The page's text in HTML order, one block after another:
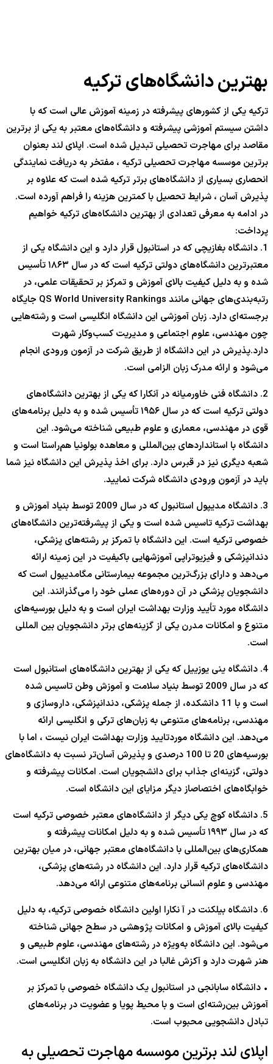
بهترین دانشگاه‌های ترکیه
ترکیه یکی از کشورهای پیشرفته در زمینه آموزش عالی است که با
داشتن سیستم آموزشی پیشرفته و دانشگاه‌های معتبر به یکی از برترین
مقاصد برای مهاجرت تحصیلی تبدیل شده است. اپلای لند بعنوان
برترین موسسه مهاجرت تحصیلی ترکیه ، مفتخر به دریافت نمایندگی
انحصاری بسیاری از دانشگاه‌های برتر ترکیه شده است که علاوه بر
پذیرش آسان ، شرایط تحصیل با کمترین هزینه را فراهم آورده است.
در ادامه به معرفی تعدادی از بهترین دانشکاه‌های ترکیه خواهیم
پرداخت:
1. دانشگاه بغازیچی که در استانبول قرار دارد و این دانشگاه یکی از
معتبرترین دانشگاه‌های دولتی ترکیه است که در سال ۱۸۶۳ تأسیس
شده و به دلیل کیفیت بالای آموزش و تمرکز بر تحقیقات علمی، در
رتبه‌بندی‌های جهانی مانند QS World University Rankings جایگاه
برجسته‌ای دارد. زبان آموزشی این دانشگاه انگلیسی است و رشته‌هایی
چون مهندسی، علوم اجتماعی و مدیریت کسب‌وکار شهرت
دارد.پذیرش در این دانشگاه از طریق شرکت در آزمون ورودی انجام
می‌شود و ارائه مدرک زبان الزامی است.
2. دانشگاه فنی خاورمیانه در آنکارا که یکی از بهترین دانشگاه‌های
دولتی ترکیه است که در سال ۱۹۵۶ تأسیس شده و به دلیل برنامه‌های
قوی در مهندسی، معماری و علوم طبیعی شناخته می‌شود. این
دانشگاه با استانداردهای بین‌المللی و معاهده بولونیا هم‌راستا است و
شعبه دیگری نیز در قبرس دارد. برای اخذ پذیرش این دانشگاه نیز شما
باید در آزمون ورودی دانشگاه شرکت نمایید.
3. دانشگاه مدیپول استانبول که در سال 2009 توسط بنیاد آموزش و
بهداشت ترکیه تاسیس شده است و یکی از پیشرفته‌ترین دانشگاه‌های
خصوصی ترکیه است. این دانشگاه با تمرکز بر رشته‌های پزشکی،
دندانپزشکی و فیزیوتراپی آموزشهایی باکیفیت در این زمینه ارائه
می‌دهد و دارای بزرگ‌ترین مجموعه بیمارستانی مگا‌مدیپول است که
دانشجویان پزشکی در آن دوره‌های عملی خود را می‌گذرانند. این
دانشگاه مورد تأیید وزارت بهداشت ایران است و به دلیل بورسیه‌های
متنوع و امکانات مدرن یکی از گزینه‌های برتر دانشجویان بین المللی
است.
4. دانشگاه ینی یوزییل که یکی از بهترین دانشگاه‌های استانبول است
که در سال 2009 توسط بنیاد سلامت و آموزش وطن تاسیس شده
است و با 11 دانشکده، از جمله پزشکی، دندانپزشکی، داروسازی و
مهندسی، برنامه‌های متنوعی به زبان‌های ترکی و انگلیسی ارائه
می‌دهد. این دانشگاه موردتایید وزارت بهداشت ایران نیست ، اما با
بورسیه‌های 20 تا 100 درصدی و پذیرش آسان‌تر نسبت به دانشگاه‌های
دولتی، گزینه‌ای جذاب برای دانشجویان است. امکانات پیشرفته و
خوابگاه‌های اختصاصاز دیگر مزایای این دانشگاه است.
5. دانشگاه کوچ یکی دیگر از دانشگاه‌‎های معتبر خصوصی ترکیه است
که در سال ۱۹۹۳ تأسیس شده و به دلیل امکانات پیشرفته و
همکاری‌های بین‌المللی با دانشگاه‌های معتبر جهانی، در میان بهترین
دانشگاه‌های ترکیه قرار دارد. این دانشگاه در رشته‌های پزشکی،
مهندسی و علوم انسانی برنامه‌های متنوعی ارائه می‌دهد.
6. دانشگاه بیلکنت در آ نکارا اولین دانشگاه خصوصی ترکیه، به دلیل
کیفیت بالای آموزش و امکانات پژوهشی در سطح جهانی شناخته
می‌شود. این دانشگاه به‌ویژه در رشته‌های مهندسی، علوم طبیعی و
هنر شهرت دارد و آکزش غالبا در این دانشگاه به زبان انگلیسی است.
• دانشگاه سابانجی در استانبول یک دانشگاه خصوصی با تمرکز بر
آموزش بین‌رشته‌ای است و با محیط پویا و عضویت در برنامه‌های
تبادل دانشجویی محبوب است.
اپلای لند برترین موسسه مهاجرت تحصیلی به